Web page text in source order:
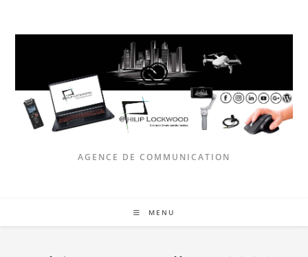
AGENCE DE COMMUNICATION
MENU